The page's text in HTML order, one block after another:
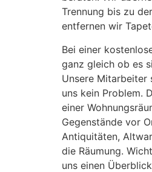
Trennung bis zu
entfernen wir
Bei einer
ganz gleich ob es
Unsere
uns kein Problem.
einer
Gegenstände vor
Antiquitäten,
die Räumung.
uns einen